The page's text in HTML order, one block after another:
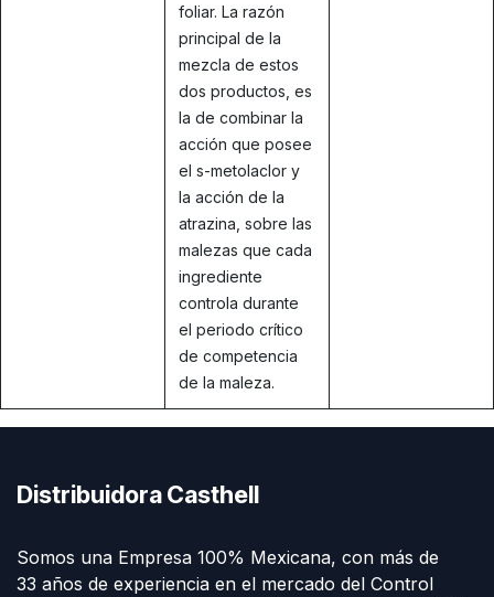
foliar. La razón
principal de la
mezcla de estos
dos productos, es
la de combinar la
acción que posee
el s-metolaclor y
la acción de la
atrazina, sobre las
malezas que cada
ingrediente
controla durante
el periodo crítico
de competencia
de la maleza.
Distribuidora Casthell
Somos una Empresa 100% Mexicana, con más de
33 años de experiencia en el mercado del Control